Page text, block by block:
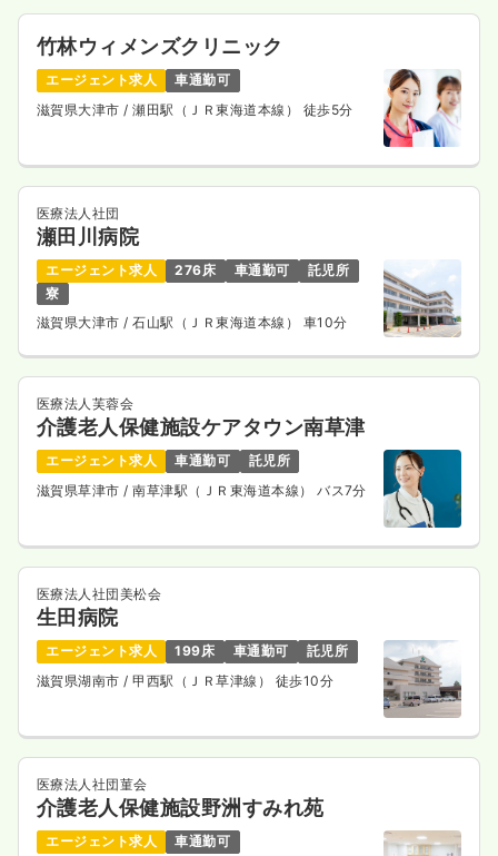
2交代（常勤）
給与 30.0 万円/月 賞与4.5ヶ月
※一例
時間 16:45～9:00（休憩45分）
4週8休以上
ブランク可 月給30万円以上可
気になる 詳細を見る
日勤のみ（パート）
給与
時間 8:45～17:00（休憩45分）
気になる
外来助産師 一般病院
一時募集休止
給与 お問い合わせください
時間 8:45～17:00
4週8休以上
ブランク可
気になる 詳細を見る
2交代（常勤）
給与 30.0万円〜/月 賞与2回
※一例
竹林ウィメンズクリニック
エージェント求人
車通勤可
滋賀県大津市 / 瀬田駅（ＪＲ東海道本線） 徒歩5分
医療法人社団
瀬田川病院
エージェント求人 276床 車通勤可
託児所
寮
滋賀県大津市/ 石山駅（ＪＲ東海道本線） 車10分
医療法人芙蓉会
介護老人保健施設ケアタウン南草津
エージェント求人 車通勤可
託児所
滋賀県草津市 / 南草津駅（ＪＲ東海道本線） バス7分
医療法人社団美松会
生田病院
エージェント求人 199床 車通勤可
託児所
滋賀県湖南市 / 甲西駅（ＪＲ草津線） 徒歩10分
医療法人社団菫会
介護老人保健施設野洲すみれ苑
エージェント求人 車通勤可